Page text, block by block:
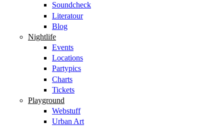
Soundcheck
Literatour
Blog
Nightlife
Events
Locations
Partypics
Charts
Tickets
Playground
Webstuff
Urban Art